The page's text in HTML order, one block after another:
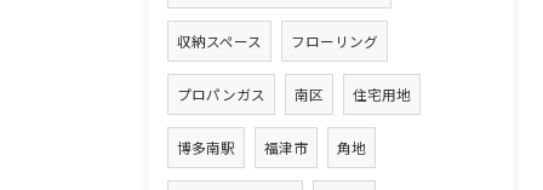
収納スペース フローリング
プロパンガス 南区 住宅用地
博多南駅 福津市 角地